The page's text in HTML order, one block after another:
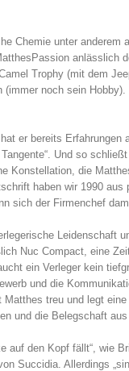
Chemie unter anderem
anlässlich
Trophy (mit dem
noch sein
er bereits Erfahrungen
Und so
Konstellation, die
haben wir 1990 aus
sich der Firmenchef
Leidenschaft
Nuc Compact, eine
ein Verleger kein
und die
treu und legt
und die Belegschaft
auf den Kopf fällt“, wie
Succidia. Allerdings